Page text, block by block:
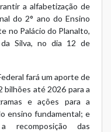
a alfabetização de
do 2° ano do Ensino
no Palácio do Planalto,
Silva, no dia 12 de
fará um aporte de
bilhões até 2026 para a
e ações para a
ensino fundamental; e
recomposição das